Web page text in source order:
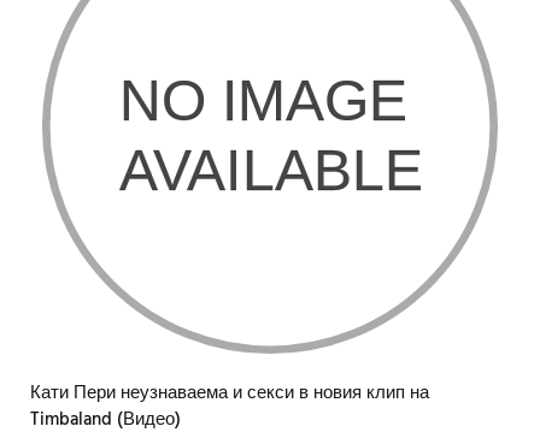
Кати Пери неузнаваема и секси в новия клип на
Timbaland (Видео)